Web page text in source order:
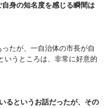
身の知名度を感じる瞬間は
たが、一自治体の市長が自
いうところは、非常に好意的
るというお話だったが、その